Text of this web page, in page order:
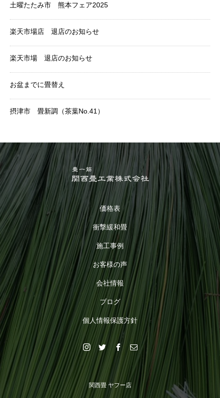
土曜たたみ市 熊本フェア2025
楽天市場店 退店のお知らせ
楽天市場 退店のお知らせ
お盆までに畳替え
摂津市 畳新調（茶葉No.41）
価格表
衝撃緩和畳
施工事例
お客様の声
会社情報
ブログ
個人情報保護方針
関西畳 ヤフー店